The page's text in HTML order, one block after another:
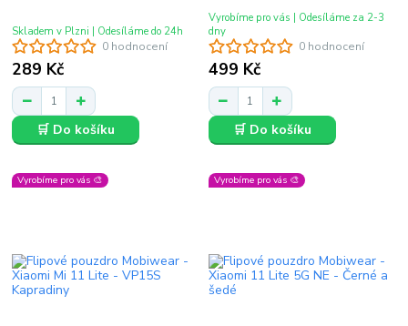
0 hodnocení
289 Kč
Skladem v Plzni | Odesíláme do 24h
🛒 Do košíku
0 hodnocení
499 Kč
Vyrobíme pro vás | Odesíláme za 2-3
dny
🛒 Do košíku
Vyrobíme pro vás 🎨 Vyrobíme pro vás 🎨